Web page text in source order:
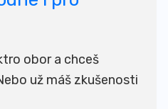
obor a chceš
už máš zkušenosti